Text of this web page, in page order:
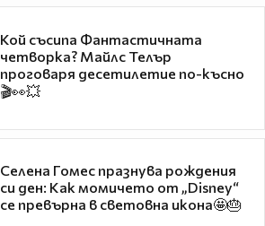
Кой съсипа Фантастичната
четворка? Майлс Телър
проговаря десетилетие по-късно
🎬👀💥
Селена Гомес празнува рождения
си ден: Как момичето от „Disney“
се превърна в световна икона🤩🎂